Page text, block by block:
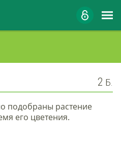
2 Б.
подобраны растение
его цветения.